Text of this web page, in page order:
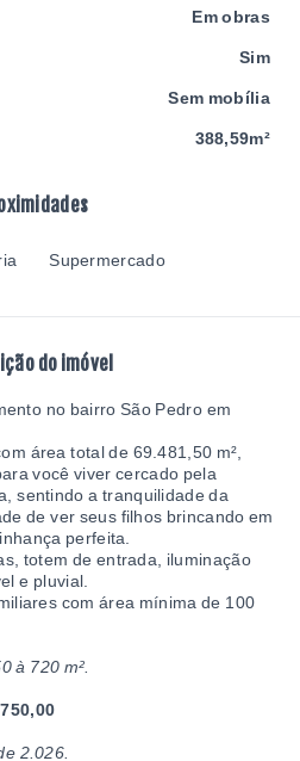
Supermercado
do imóvel
no bairro São Pedro em
área total de 69.481,50 m²,
você viver cercado pela
sentindo a tranquilidade da
de ver seus filhos brincando em
perfeita.
totem de entrada, iluminação
e pluvial.
com área mínima de 100
à 720 m².
2.026.
Em obras
Sim
Sem mobília
388,59m²